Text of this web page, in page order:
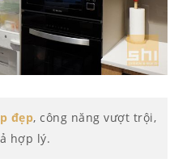
đẹp, công năng vượt trội,
hợp lý.